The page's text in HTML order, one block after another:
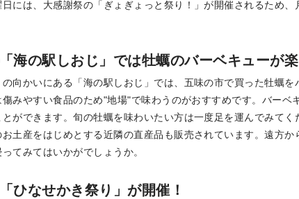
には、大感謝祭の「ぎょぎょっと祭り！」が開催されるため
海の駅しおじ」では牡蠣のバーベキューが
の向かいにある「海の駅しおじ」では、五味の市で買った牡蠣
傷みやすい食品のため"地場"で味わうのがおすすめです。バーベ
とができます。旬の牡蠣を味わいたい方は一度足を運んでみてく
お土産をはじめとする近隣の直産品も販売されています。遠方
てみてはいかがでしょうか。
ひなせかき祭り」が開催！